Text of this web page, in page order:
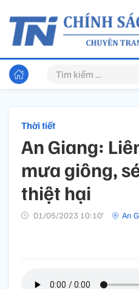
Thời tiết
An Giang:
mưa giông,
thiệt hại
01/05/2023 10:10’ An